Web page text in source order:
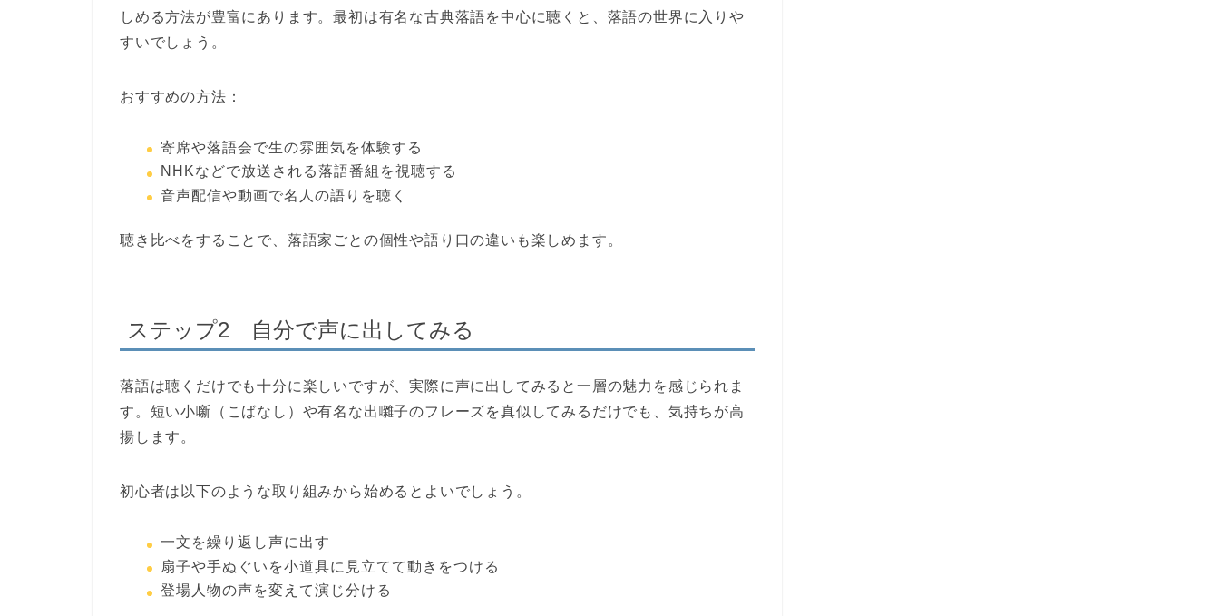
しめる方法が豊富にあります。最初は有名な古典落語を中心に聴くと、落語の世界に入りや
すいでしょう。
おすすめの方法：
寄席や落語会で生の雰囲気を体験する
NHKなどで放送される落語番組を視聴する
音声配信や動画で名人の語りを聴く
聴き比べをすることで、落語家ごとの個性や語り口の違いも楽しめます。
ステップ2 自分で声に出してみる
落語は聴くだけでも十分に楽しいですが、実際に声に出してみる と一層の魅力を感じられま
す。短い小噺（こばなし）や有名な出囃子のフレーズを真似してみるだけでも、気持ちが高
揚します。
初心者は以下のような取り組みから始めるとよいでしょう。
一文を繰り返し声に出す
扇子や手ぬぐいを小道具に見立てて動きをつける
登場人物の声を変えて演じ分ける